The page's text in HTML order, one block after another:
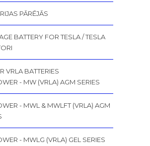
PĀRĒJĀS
BATTERY FOR TESLA / TESLA
VRLA BATTERIES
- MW (VRLA) AGM SERIES
- MWL & MWLFT (VRLA) AGM
- MWLG (VRLA) GEL SERIES